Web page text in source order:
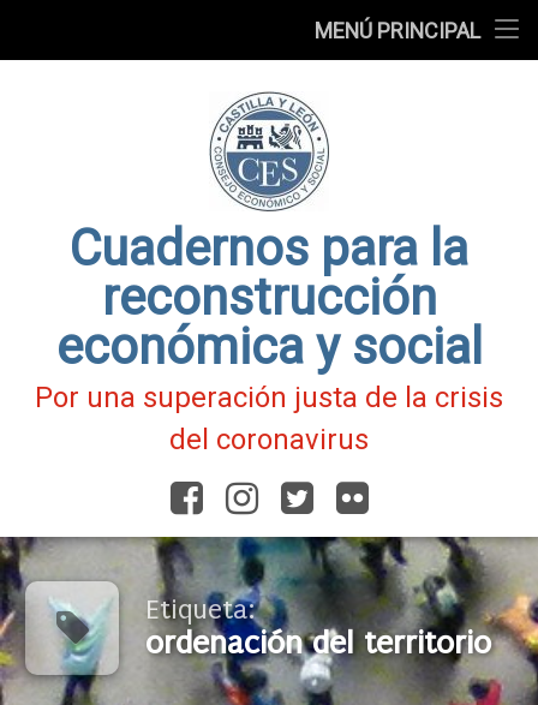
MENÚ PRINCIPAL
Cuadernos para la
reconstrucción
económica y social
Por una superación justa de la crisis
del coronavirus
FacebookInstagram
TwitterFlickr
Etiqueta:
ordenación del territorio